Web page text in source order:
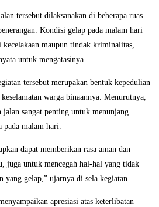
tersebut dilaksanakan di beberapa ruas
Kondisi gelap pada malam hari
maupun tindak kriminalitas,
untuk mengatasinya.
tersebut merupakan bentuk kepedulian
warga binaannya. Menurutnya,
jalan sangat penting untuk menunjang
pada malam hari.
dapat memberikan rasa aman dan
juga untuk mencegah hal-hal yang tidak
gelap,” ujarnya di sela kegiatan.
apresiasi atas keterlibatan